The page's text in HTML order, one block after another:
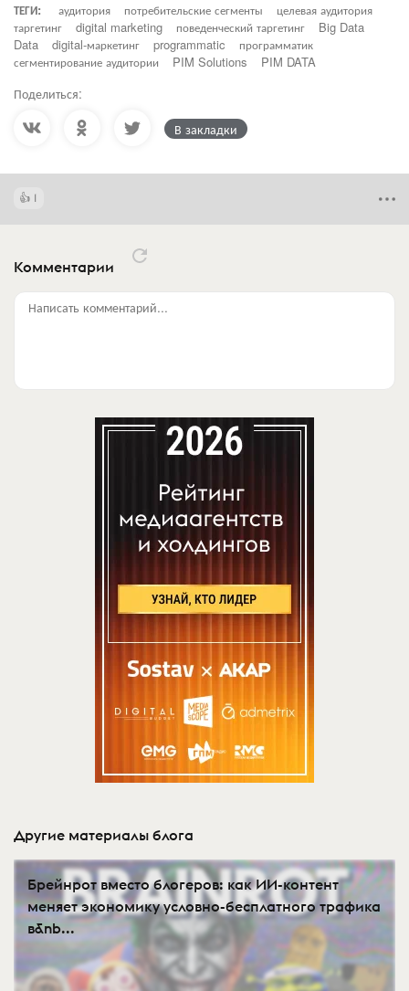
ТЕГИ:
аудитория потребительские сегменты
целевая аудитория
таргетинг
digital marketing поведенческий таргетинг
Big Data
Data
digital-маркетинг programmatic
программатик
сегментирование аудитории
PIM Solutions PIM DATA
Поделиться:
В закладки
1
Комментарии
Написать комментарий...
Другие материалы блога
Брейнрот вместо блогеров: как ИИ-контент
меняет экономику условно-бесплатного трафика
в&nb...